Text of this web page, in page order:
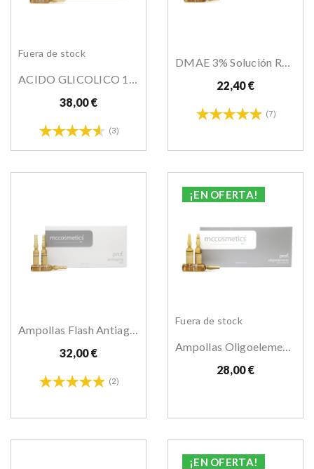
Fuera de stock
38,00 €
(3)
22,40 €
(7)
Ampollas Flash Antiaging 2mlX10
32,00 €
(2)
¡EN OFERTA!
Fuera de stock
28,00 €
¡EN OFERTA!